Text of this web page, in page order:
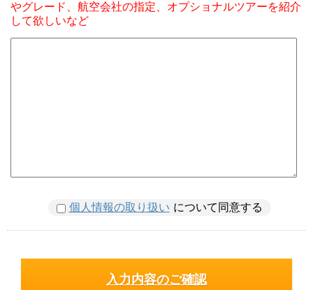
やグレード、航空会社の指定、オプショナルツアーを紹介
して欲しいなど
個人情報の取り扱い について同意する